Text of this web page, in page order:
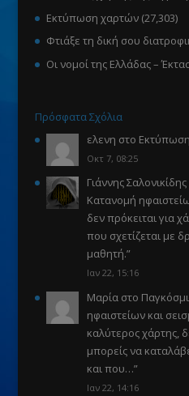
Εκτύπωση χαρτών (27,303)
Φτιάξε τη δική σου
Οι νομοί της Ελλάδας –
Πρόσφατα Σχόλια
ελενη στο
Οκτ 7, 08:25
Γιάννης Σαλονικίδης
Κατανομή
δεν πρόκειται για
που σχετίζεται με
μαθητή.”
Ιαν 22, 15:16
Μαρίαστο
ηφαιστείων και
καλύτερος χάρτης,
μπορείς να
και που…”
Ιαν 22, 14:16